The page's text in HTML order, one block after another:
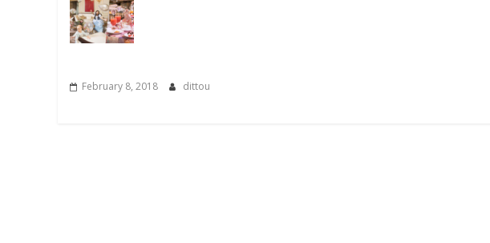
February 8, 2018 dittou